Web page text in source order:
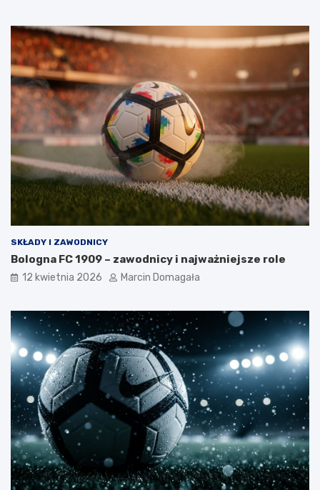
SKŁADY I ZAWODNICY
Bologna FC 1909 – zawodnicy i najważniejsze role
12 kwietnia 2026 Marcin Domagała